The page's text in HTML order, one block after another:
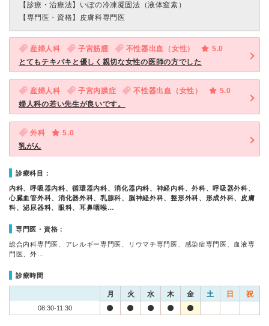
【診療・治療法】 いぼの冷凍凝固法（液体窒素）
【専門医・資格】 皮膚科専門医
産婦人科 子宮筋腫 不性器出血（女性）
5.0
とてもテキパキと優しく親切な女性の医師の方でした
産婦人科 子宮内膜症 不性器出血（女性）
5.0
婦人科の若い先生が良いです。
外科
5.0
乳がん
診療科目：
内科、呼吸器内科、循環器内科、消化器内科、神経内科、外科、呼吸器外科、
心臓血管外科、消化器外科、乳腺科、脳神経外科、整形外科、形成外科、皮膚
科、泌尿器科、眼科、耳鼻咽喉…
専門医・資格：
総合内科専門医、アレルギー専門医、リウマチ専門医、感染症専門医、血液専
門医、外…
診療時間
月 火 水 木 金 土 日 祝
08:30-11:30